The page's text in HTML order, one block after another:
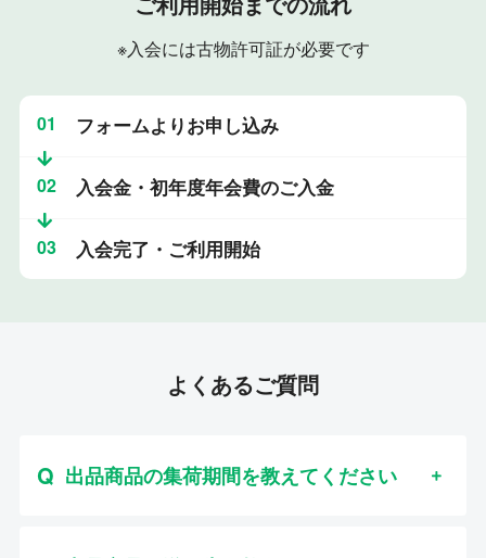
※入会には古物許可証が必要です
01 フォームよりお申し込み
02 入会金・初年度年会費のご入金
03 入会完了・ご利用開始
よくあるご質問
出品商品の集荷期間を教えてください